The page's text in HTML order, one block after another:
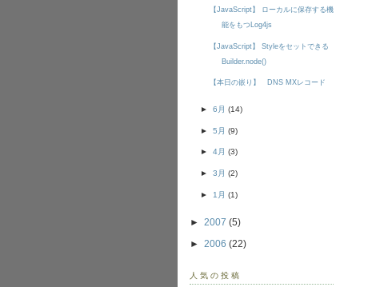
【JavaScript】 ローカルに保存する機
能をもつLog4js
【JavaScript】 Styleをセットできる
Builder.node()
【本日の嵌り】 DNS MXレコード
► 6月 (14)
► 5月 (9)
► 4月 (3)
► 3月 (2)
► 1月 (1)
► 2007 (5)
► 2006 (22)
人気の投稿